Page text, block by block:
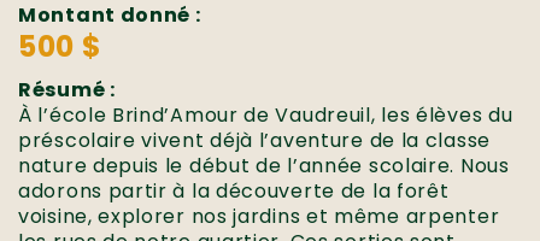
Montant donné :
500 $
Résumé :
À l’école Brind’Amour de Vaudreuil, les élèves du
préscolaire vivent déjà l’aventure de la classe
nature depuis le début de l’année scolaire. Nous
adorons partir à la découverte de la forêt
voisine, explorer nos jardins et même arpenter